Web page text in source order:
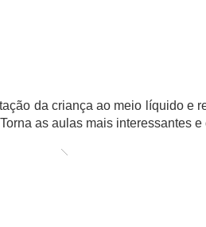
da criança ao meio líquido e
as aulas mais interessantes e